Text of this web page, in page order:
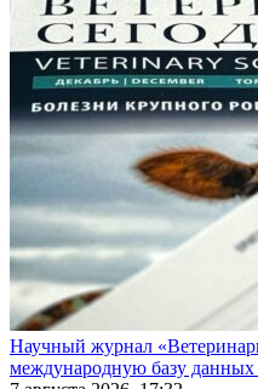
Научный журнал
международную базу данных